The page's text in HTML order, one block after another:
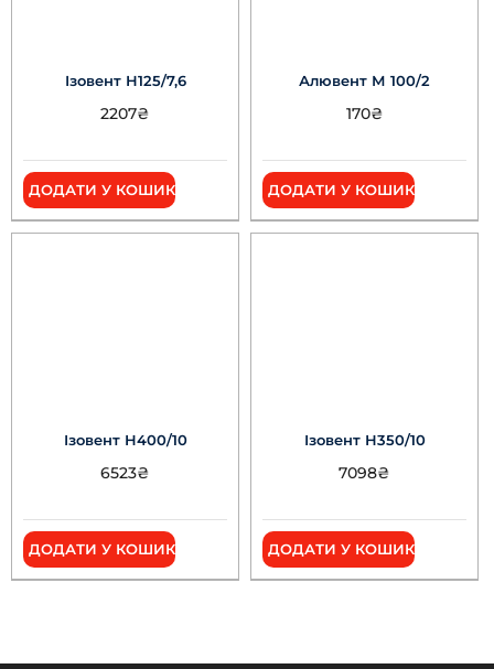
Ізовент Н125/7,6
2207₴
ДОДАТИ У КОШИК
Алювент М 100/2
170₴
ДОДАТИ У КОШИК
Ізовент Н400/10
6523₴
ДОДАТИ У КОШИК
Ізовент Н350/10
7098₴
ДОДАТИ У КОШИК